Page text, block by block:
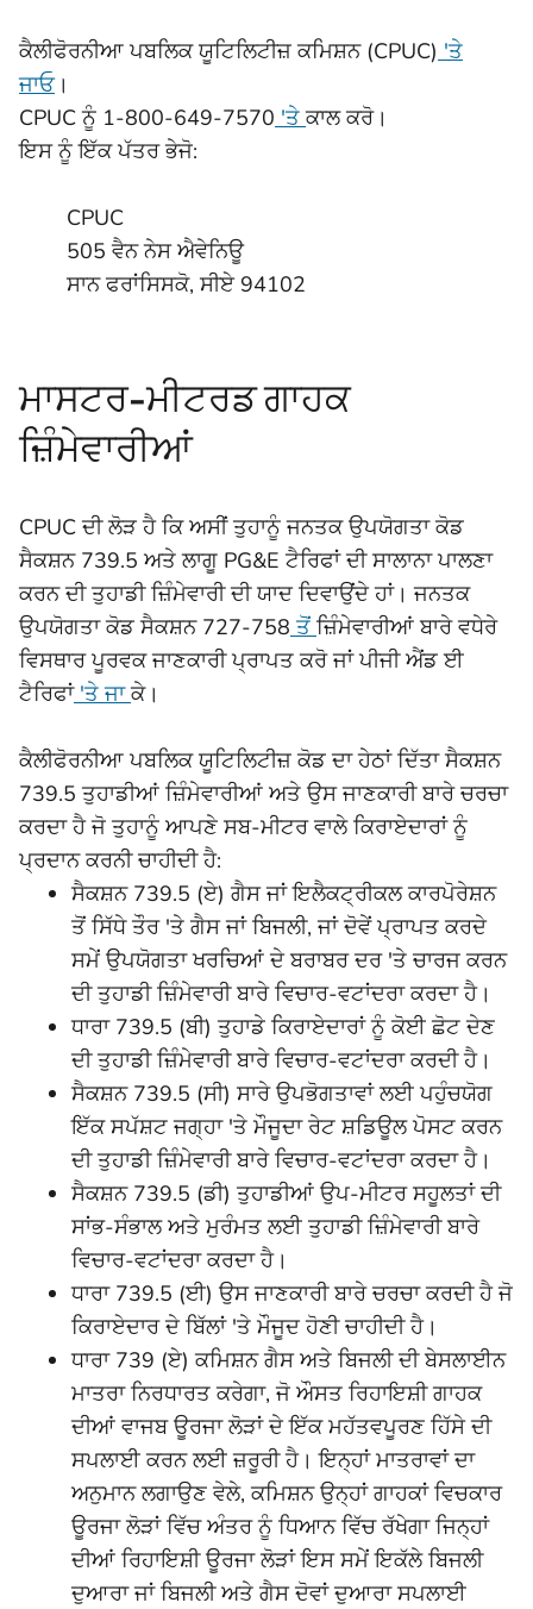
ਕੈਲੀਫੋਰਨੀਆ ਪਬਲਿਕ ਯੂਟਿਲਿਟੀਜ਼ ਕਮਿਸ਼ਨ (CPUC) 'ਤੇ
ਜਾਓ।
CPUC ਨੂੰ 1-800-649-7570 'ਤੇ ਕਾਲ ਕਰੋ।
ਇਸ ਨੂੰ ਇੱਕ ਪੱਤਰ ਭੇਜੋ:
CPUC
505 ਵੈਨ ਨੇਸ ਐਵੇਨਿਊ
ਸਾਨ ਫਰਾਂਸਿਸਕੋ, ਸੀਏ 94102
ਮਾਸਟਰ-ਮੀਟਰਡ ਗਾਹਕ
ਜ਼ਿੰਮੇਵਾਰੀਆਂ
CPUC ਦੀ ਲੋੜ ਹੈ ਕਿ ਅਸੀਂ ਤੁਹਾਨੂੰ ਜਨਤਕ ਉਪਯੋਗਤਾ ਕੋਡ
ਸੈਕਸ਼ਨ 739.5 ਅਤੇ ਲਾਗੂ PG&E ਟੈਰਿਫਾਂ ਦੀ ਸਾਲਾਨਾ ਪਾਲਣਾ
ਕਰਨ ਦੀ ਤੁਹਾਡੀ ਜ਼ਿੰਮੇਵਾਰੀ ਦੀ ਯਾਦ ਦਿਵਾਉਂਦੇ ਹਾਂ। ਜਨਤਕ
ਉਪਯੋਗਤਾ ਕੋਡ ਸੈਕਸ਼ਨ 727-758 ਤੋਂ ਜ਼ਿੰਮੇਵਾਰੀਆਂ ਬਾਰੇ ਵਧੇਰੇ
ਵਿਸਥਾਰ ਪੂਰਵਕ ਜਾਣਕਾਰੀ ਪ੍ਰਾਪਤ ਕਰੋ ਜਾਂ ਪੀਜੀ ਐਂਡ ਈ
ਟੈਰਿਫਾਂ'ਤੇ ਜਾਕੇ।
ਕੈਲੀਫੋਰਨੀਆ ਪਬਲਿਕ ਯੂਟਿਲਿਟੀਜ਼ ਕੋਡ ਦਾ ਹੇਠਾਂ ਦਿੱਤਾ ਸੈਕਸ਼ਨ
739.5 ਤੁਹਾਡੀਆਂ ਜ਼ਿੰਮੇਵਾਰੀਆਂ ਅਤੇ ਉਸ ਜਾਣਕਾਰੀ ਬਾਰੇ ਚਰਚਾ
ਕਰਦਾ ਹੈ ਜੋ ਤੁਹਾਨੂੰ ਆਪਣੇ ਸਬ-ਮੀਟਰ ਵਾਲੇ ਕਿਰਾਏਦਾਰਾਂ ਨੂੰ
ਪ੍ਰਦਾਨ ਕਰਨੀ ਚਾਹੀਦੀ ਹੈ:
ਸੈਕਸ਼ਨ 739.5 (ਏ) ਗੈਸ ਜਾਂ ਇਲੈਕਟ੍ਰੀਕਲ ਕਾਰਪੋਰੇਸ਼ਨ
ਤੋਂ ਸਿੱਧੇ ਤੌਰ 'ਤੇ ਗੈਸ ਜਾਂ ਬਿਜਲੀ, ਜਾਂ ਦੋਵੇਂ ਪ੍ਰਾਪਤ ਕਰਦੇ
ਸਮੇਂ ਉਪਯੋਗਤਾ ਖਰਚਿਆਂ ਦੇ ਬਰਾਬਰ ਦਰ 'ਤੇ ਚਾਰਜ ਕਰਨ
ਦੀ ਤੁਹਾਡੀ ਜ਼ਿੰਮੇਵਾਰੀ ਬਾਰੇ ਵਿਚਾਰ-ਵਟਾਂਦਰਾ ਕਰਦਾ ਹੈ।
ਧਾਰਾ 739.5 (ਬੀ) ਤੁਹਾਡੇ ਕਿਰਾਏਦਾਰਾਂ ਨੂੰ ਕੋਈ ਛੋਟ ਦੇਣ
ਦੀ ਤੁਹਾਡੀ ਜ਼ਿੰਮੇਵਾਰੀ ਬਾਰੇ ਵਿਚਾਰ-ਵਟਾਂਦਰਾ ਕਰਦੀ ਹੈ।
ਸੈਕਸ਼ਨ 739.5 (ਸੀ) ਸਾਰੇ ਉਪਭੋਗਤਾਵਾਂ ਲਈ ਪਹੁੰਚਯੋਗ
ਇੱਕ ਸਪੱਸ਼ਟ ਜਗ੍ਹਾ 'ਤੇ ਮੌਜੂਦਾ ਰੇਟ ਸ਼ਡਿਊਲ ਪੋਸਟ ਕਰਨ
ਦੀ ਤੁਹਾਡੀ ਜ਼ਿੰਮੇਵਾਰੀ ਬਾਰੇ ਵਿਚਾਰ-ਵਟਾਂਦਰਾ ਕਰਦਾ ਹੈ।
ਸੈਕਸ਼ਨ 739.5 (ਡੀ) ਤੁਹਾਡੀਆਂ ਉਪ-ਮੀਟਰ ਸਹੂਲਤਾਂ ਦੀ
ਸਾਂਭ-ਸੰਭਾਲ ਅਤੇ ਮੁਰੰਮਤ ਲਈ ਤੁਹਾਡੀ ਜ਼ਿੰਮੇਵਾਰੀ ਬਾਰੇ
ਵਿਚਾਰ-ਵਟਾਂਦਰਾ ਕਰਦਾ ਹੈ।
ਧਾਰਾ 739.5 (ਈ) ਉਸ ਜਾਣਕਾਰੀ ਬਾਰੇ ਚਰਚਾ ਕਰਦੀ ਹੈ ਜੋ
ਕਿਰਾਏਦਾਰ ਦੇ ਬਿੱਲਾਂ 'ਤੇ ਮੌਜੂਦ ਹੋਣੀ ਚਾਹੀਦੀ ਹੈ।
ਧਾਰਾ 739 (ਏ) ਕਮਿਸ਼ਨ ਗੈਸ ਅਤੇ ਬਿਜਲੀ ਦੀ ਬੇਸਲਾਈਨ
ਮਾਤਰਾ ਨਿਰਧਾਰਤ ਕਰੇਗਾ, ਜੋ ਔਸਤ ਰਿਹਾਇਸ਼ੀ ਗਾਹਕ
ਦੀਆਂ ਵਾਜਬ ਊਰਜਾ ਲੋੜਾਂ ਦੇ ਇੱਕ ਮਹੱਤਵਪੂਰਣ ਹਿੱਸੇ ਦੀ
ਸਪਲਾਈ ਕਰਨ ਲਈ ਜ਼ਰੂਰੀ ਹੈ। ਇਨ੍ਹਾਂ ਮਾਤਰਾਵਾਂ ਦਾ
ਅਨੁਮਾਨ ਲਗਾਉਣ ਵੇਲੇ, ਕਮਿਸ਼ਨ ਉਨ੍ਹਾਂ ਗਾਹਕਾਂ ਵਿਚਕਾਰ
ਊਰਜਾ ਲੋੜਾਂ ਵਿੱਚ ਅੰਤਰ ਨੂੰ ਧਿਆਨ ਵਿੱਚ ਰੱਖੇਗਾ ਜਿਨ੍ਹਾਂ
ਦੀਆਂ ਰਿਹਾਇਸ਼ੀ ਊਰਜਾ ਲੋੜਾਂ ਇਸ ਸਮੇਂ ਇਕੱਲੇ ਬਿਜਲੀ
ਦੁਆਰਾ ਜਾਂ ਬਿਜਲੀ ਅਤੇ ਗੈਸ ਦੋਵਾਂ ਦੁਆਰਾ ਸਪਲਾਈ